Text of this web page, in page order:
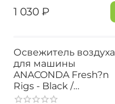
‍1 030‍ ₽
Освежитель воздуха
для машины
ANACONDA Fresh?n
Rigs - Black /
Fisherman's Passion